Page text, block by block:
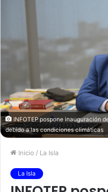
INFOTEP pospone inauguración
debido a las condiciones climáticas
Inicio / La Isla
La Isla